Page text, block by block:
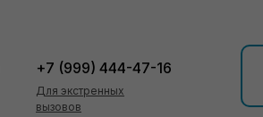
+7 (999) 444-47-16
Для экстренных
вызовов